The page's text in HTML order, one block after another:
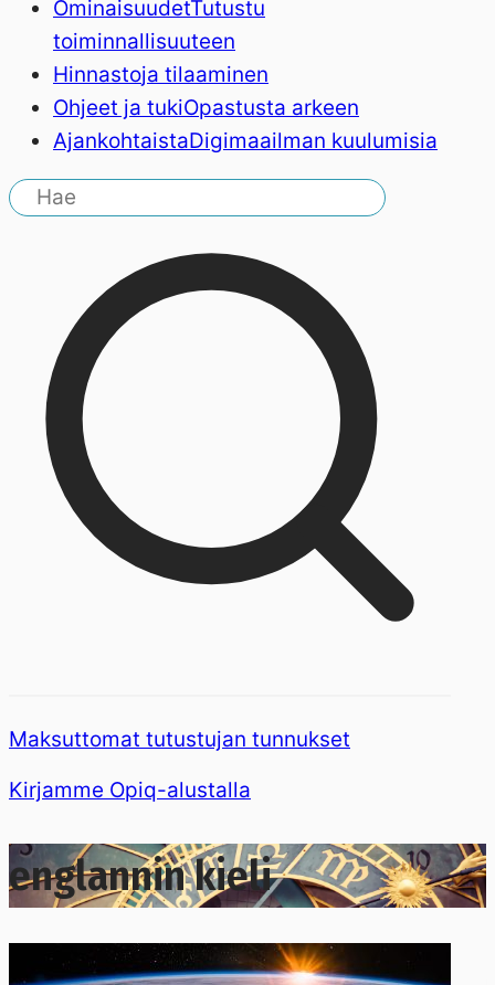
OminaisuudetTutustu
toiminnallisuuteen
Hinnastoja tilaaminen
Ohjeet ja tukiOpastusta arkeen
AjankohtaistaDigimaailman kuulumisia
Maksuttomat tutustujan tunnukset
Kirjamme Opiq-alustalla
englannin kieli